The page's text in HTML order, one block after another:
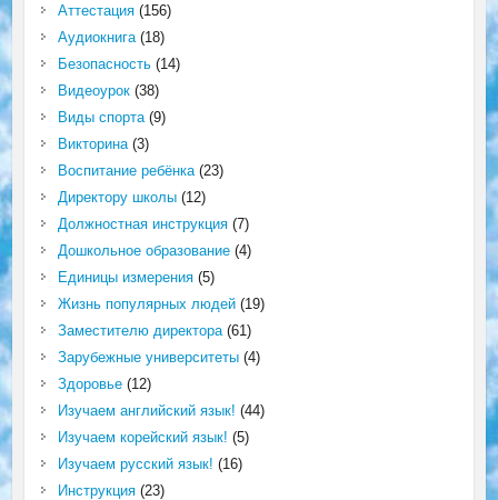
Аттестация(156)
Аудиокнига(18)
Безопасность(14)
Видеоурок(38)
Виды спорта(9)
Викторина(3)
Воспитание ребёнка(23)
Директору школы(12)
Должностная инструкция(7)
Дошкольное образование(4)
Единицы измерения(5)
Жизнь популярных людей(19)
Заместителю директора(61)
Зарубежные университеты(4)
Здоровье(12)
Изучаем английский язык! (44)
Изучаем корейский язык! (5)
Изучаем русский язык! (16)
Инструкция(23)